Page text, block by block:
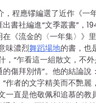
程應镠編選了近作《一
書社編進“文季叢書”，
《流金的〈一年集〉》
味濃烈舞蹈場地的書，也
，“乍看這一組散文，不
傷拜別情”。他的結論說
作者的文字精美而不艷
一直是他敬佩和追慕的